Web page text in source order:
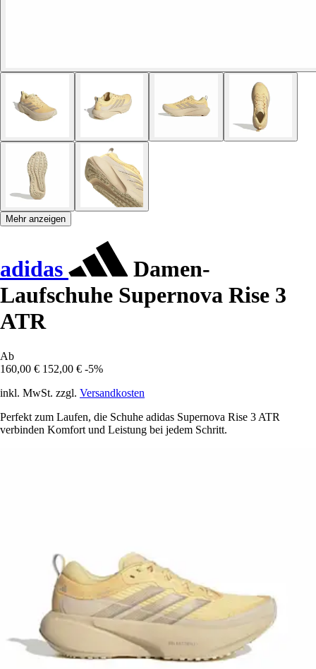
Mehr anzeigen
adidas
Damen-
Laufschuhe Supernova Rise 3
ATR
Ab
160,00 € 152,00 € -5%
inkl. MwSt. zzgl. Versandkosten
Perfekt zum Laufen, die Schuhe adidas Supernova Rise 3 ATR
verbinden Komfort und Leistung bei jedem Schritt.